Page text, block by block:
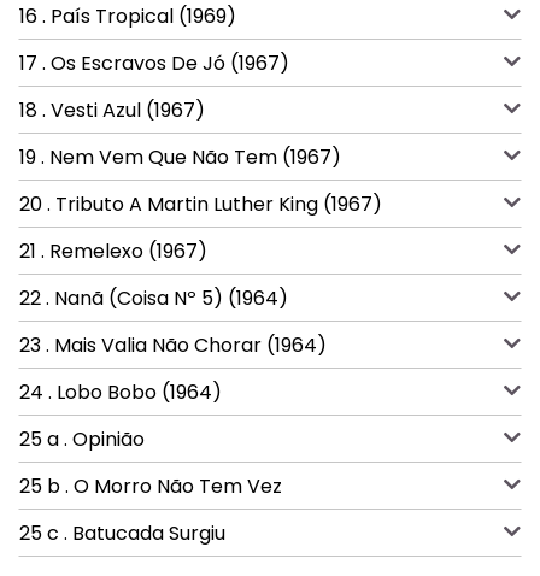
16 . País Tropical (1969)
17 . Os Escravos De Jó (1967)
18 . Vesti Azul (1967)
19 . Nem Vem Que Não Tem (1967)
20 . Tributo A Martin Luther King (1967)
21 . Remelexo (1967)
22 . Nanã (Coisa Nº 5) (1964)
23 . Mais Valia Não Chorar (1964)
24 . Lobo Bobo (1964)
25 a . Opinião
25 b . O Morro Não Tem Vez
25 c . Batucada Surgiu